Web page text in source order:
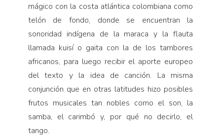
mágico con la costa atlántica colombiana como
telón de fondo, donde se encuentran la
sonoridad indígena de la maraca y la flauta
llamada kuisí o gaita con la de los tambores
africanos, para luego recibir el aporte europeo
del texto y la idea de canción. La misma
conjunción que en otras latitudes hizo posibles
frutos musicales tan nobles como el son, la
samba, el carimbó y, por qué no decirlo, el
tango.